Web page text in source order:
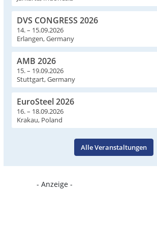
DVS CONGRESS 2026
14. – 15.09.2026
Erlangen, Germany
AMB 2026
15. – 19.09.2026
Stuttgart, Germany
EuroSteel 2026
16. – 18.09.2026
Krakau, Poland
Alle Veranstaltungen
- Anzeige -